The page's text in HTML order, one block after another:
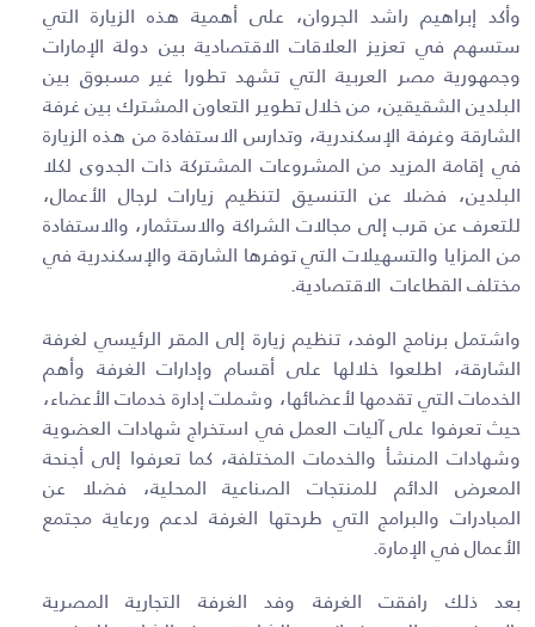
وأكد إبراهيم راشد الجروان، على أهمية هذه الزيارة التي
ستسهم في تعزيز العلاقات الاقتصادية بين دولة الإمارات
وجمهورية مصر العربية التي تشهد تطورا غير مسبوق بين
البلدين الشقيقين، من خلال تطوير التعاون المشترك بين غرفة
الشارقة وغرفة الإسكندرية، وتدارس الاستفادة من هذه الزيارة
في إقامة المزيد من المشروعات المشتركة ذات الجدوى لكلا
البلدين، فضلا عن التنسيق لتنظيم زيارات لرجال الأعمال،
للتعرف عن قرب إلى مجالات الشراكة والاستثمار، والاستفادة
من المزايا والتسهيلات التي توفرها الشارقة والإسكندرية في
مختلف القطاعات الاقتصادية.
واشتمل برنامج الوفد، تنظيم زيارة إلى المقر الرئيسي لغرفة
الشارقة، اطلعوا خلالها على أقسام وإدارات الغرفة وأهم
الخدمات التي تقدمها لأعضائها، وشملت إدارة خدمات الأعضاء،
حيث تعرفوا على آليات العمل في استخراج شهادات العضوية
وشهادات المنشأ والخدمات المختلفة، كما تعرفوا إلى أجنحة
المعرض الدائم للمنتجات الصناعية المحلية، فضلا عن
المبادرات والبرامج التي طرحتها الغرفة لدعم ورعاية مجتمع
الأعمال في الإمارة.
بعد ذلك رافقت الغرفة وفد الغرفة التجارية المصرية